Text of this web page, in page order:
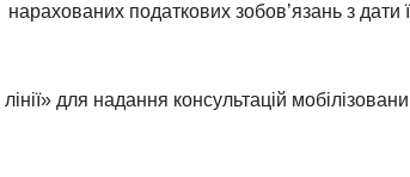
податкових зобов’язань з дати їх
для надання консультацій